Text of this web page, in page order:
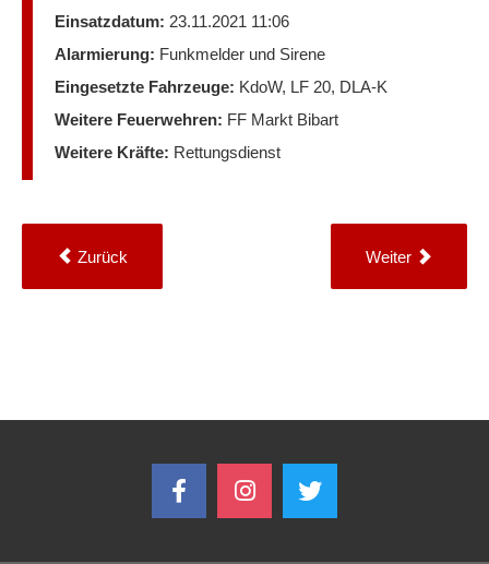
Einsatzdatum: 23.11.2021 11:06
Alarmierung: Funkmelder und Sirene
Eingesetzte Fahrzeuge: KdoW, LF 20, DLA-K
Weitere Feuerwehren: FF Markt Bibart
Weitere Kräfte: Rettungsdienst
Zurück Weiter